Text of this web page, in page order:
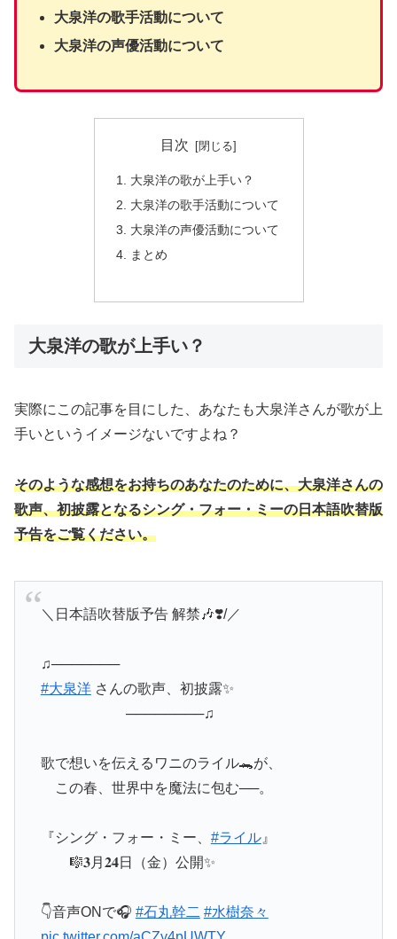
大泉洋の歌手活動について
大泉洋の声優活動について
目次
大泉洋の歌が上手い？
大泉洋の歌手活動について
大泉洋の声優活動について
まとめ
大泉洋の歌が上手い？
実際にこの記事を目にした、あなたも大泉洋さんが歌が上
手いというイメージないですよね？
そのような感想をお持ちのあなたのために、大泉洋さんの
歌声、初披露となるシング・フォー・ミーの日本語吹替版
予告をご覧ください。
＼日本語吹替版予告 解禁🎶❣️/／
#大泉洋
さんの歌声、初披露✨
歌で想いを伝えるワニのライル🐊が、
この春、世界中を魔法に包む──。
『シング・フォー・ミー、 #ライル
🎼𝟑月𝟐𝟒日（金）公開✨
👇音声ONで🎧 #石丸幹二
#水樹奈々
pic.twitter.com/aCZy4pUWTY